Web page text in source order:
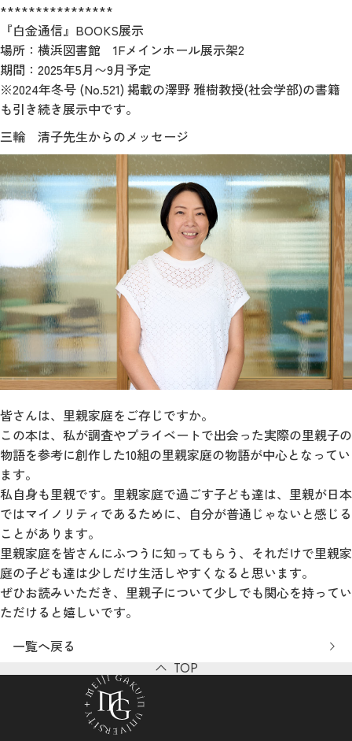
****************
『白金通信』BOOKS展示
場所：横浜図書館 1Fメインホール展示架2
期間：2025年5月〜9月予定
※2024年冬号 (No.521) 掲載の澤野 雅樹教授(社会学部)の書籍
も引き続き展示中です。
三輪 清子先生からのメッセージ
皆さんは、里親家庭をご存じですか。
この本は、私が調査やプライベートで出会った実際の里親子の
物語を参考に創作した10組の里親家庭の物語が中心となってい
ます。
私自身も里親です。里親家庭で過ごす子ども達は、里親が日本
ではマイノリティであるために、自分が普通じゃないと感じる
ことがあります。
里親家庭を皆さんにふつうに知ってもらう、それだけで里親家
庭の子ども達は少しだけ生活しやすくなると思います。
ぜひお読みいただき、里親子について少しでも関心を持ってい
ただけると嬉しいです。
一覧へ戻る
TOP